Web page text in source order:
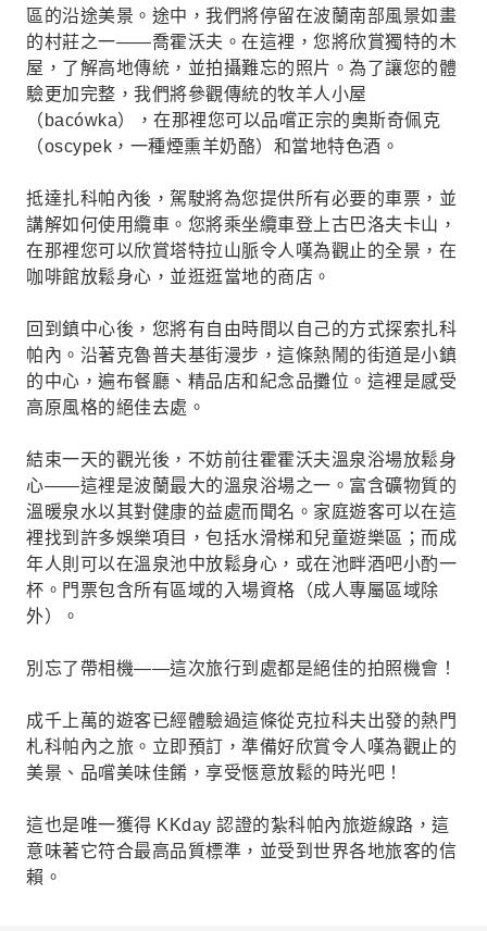
區的沿途美景。途中，我們將停留在波蘭南部風景如畫
的村莊之一——喬霍沃夫。在這裡，您將欣賞獨特的木
屋，了解高地傳統，並拍攝難忘的照片。為了讓您的體
驗更加完整，我們將參觀傳統的牧羊人小屋
（bacówka），在那裡您可以品嚐正宗的奧斯奇佩克
（oscypek，一種煙熏羊奶酪）和當地特色酒。
抵達扎科帕內後，駕駛將為您提供所有必要的車票，並
講解如何使用纜車。您將乘坐纜車登上古巴洛夫卡山，
在那裡您可以欣賞塔特拉山脈令人嘆為觀止的全景，在
咖啡館放鬆身心，並逛逛當地的商店。
回到鎮中心後，您將有自由時間以自己的方式探索扎科
帕內。沿著克魯普夫基街漫步，這條熱鬧的街道是小鎮
的中心，遍布餐廳、精品店和紀念品攤位。這裡是感受
高原風格的絕佳去處。
結束一天的觀光後，不妨前往霍霍沃夫溫泉浴場放鬆身
心——這裡是波蘭最大的溫泉浴場之一。富含礦物質的
溫暖泉水以其對健康的益處而聞名。家庭遊客可以在這
裡找到許多娛樂項目，包括水滑梯和兒童遊樂區；而成
年人則可以在溫泉池中放鬆身心，或在池畔酒吧小酌一
杯。門票包含所有區域的入場資格（成人專屬區域除
外）。
別忘了帶相機——這次旅行到處都是絕佳的拍照機會！
成千上萬的遊客已經體驗過這條從克拉科夫出發的熱門
札科帕內之旅。立即預訂，準備好欣賞令人嘆為觀止的
美景、品嚐美味佳餚，享受愜意放鬆的時光吧！
這也是唯一獲得 KKday 認證的紮科帕內旅遊線路，這
意味著它符合最高品質標準，並受到世界各地旅客的信
賴。